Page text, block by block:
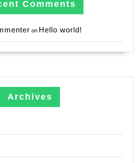
Comments
on Hello world!
Archives